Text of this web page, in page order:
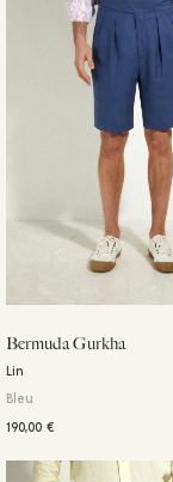
Bermuda Gurkha
Lin
Bleu
190,00 €